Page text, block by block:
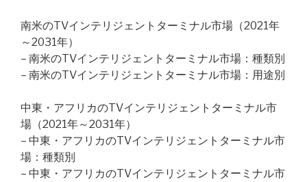
南米のTVインテリジェントターミナル市場（2021年
～2031年）
– 南米のTVインテリジェントターミナル市場：種類別
– 南米のTVインテリジェントターミナル市場：用途別
中東・アフリカのTVインテリジェントターミナル市
場（2021年～2031年）
– 中東・アフリカのTVインテリジェントターミナル市
場：種類別
– 中東・アフリカのTVインテリジェントターミナル市